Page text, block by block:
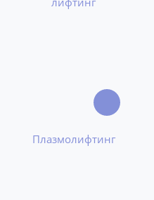
Плазмолифтинг